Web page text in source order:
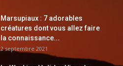
Marsupiaux : 7 adorables
créatures dont vous allez faire
la connaissance...
2 septembre 2021